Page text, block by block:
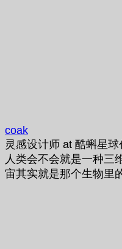
coak
灵感设计师 at 酷蝌星球
人类会不会就是一种三
宙其实就是那个生物里